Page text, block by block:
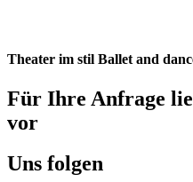
Theater im stil Ballet and
Für Ihre Anfrage
vor
Uns folgen